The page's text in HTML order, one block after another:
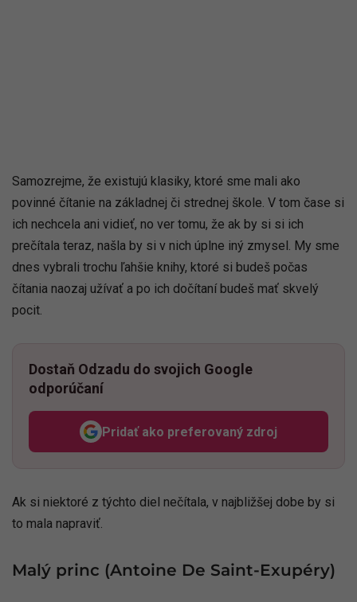
Samozrejme, že existujú klasiky, ktoré sme mali ako
povinné čítanie na základnej či strednej škole. V tom čase si
ich nechcela ani vidieť, no ver tomu, že ak by si si ich
prečítala teraz, našla by si v nich úplne iný zmysel. My sme
dnes vybrali trochu ľahšie knihy, ktoré si budeš počas
čítania naozaj užívať a po ich dočítaní budeš mať skvelý
pocit.
Dostaň Odzadu do svojich Google
odporúčaní
Pridať ako preferovaný zdroj
Odzadu, odkaz sa otvorí v
Ak si niektoré z týchto diel nečítala, v najbližšej dobe by si
to mala napraviť.
Malý princ (Antoine De Saint-Exupéry)